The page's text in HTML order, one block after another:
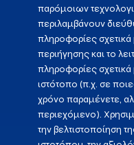
παρόμοιων
περιλαμβάνουν
πληροφορίες
περιήγησης και το
πληροφορίες
ιστότοπο (π.χ. σε
χρόνο παραμένετε,
περιεχόμενο).
την βελτιστοποίηση